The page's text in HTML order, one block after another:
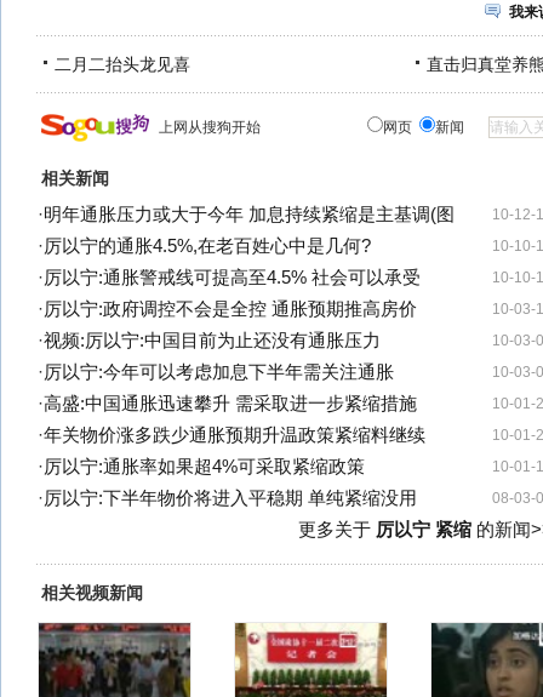
我来
二月二抬头龙见喜 直击归真堂养
上网从搜狗开始 网页 新闻
相关新闻
10-12-
·明年通胀压力或大于今年 加息持续紧缩是主基调(图
10-10-
·厉以宁的通胀4.5%,在老百姓心中是几何?
10-10-
·厉以宁:通胀警戒线可提高至4.5% 社会可以承受
10-03-
·厉以宁:政府调控不会是全控 通胀预期推高房价
10-03-
·视频:厉以宁:中国目前为止还没有通胀压力
10-03-
·厉以宁:今年可以考虑加息下半年需关注通胀
10-01-
·高盛:中国通胀迅速攀升 需采取进一步紧缩措施
10-01-
·年关物价涨多跌少通胀预期升温政策紧缩料继续
10-01-
·厉以宁:通胀率如果超4%可采取紧缩政策
08-03-
·厉以宁:下半年物价将进入平稳期 单纯紧缩没用
更多关于 厉以宁 紧缩的新闻
相关视频新闻